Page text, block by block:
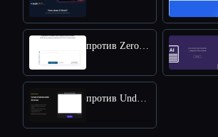
против ZeroGPT
против Undetectable AI